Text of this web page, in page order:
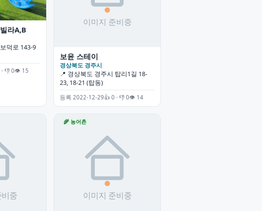
라A,B
덕로 143-9
👎 0👁 15
보윤 스테이
경상북도 경주시
📍 경상북도 경주시 탑리1길 18-
23, 18-21 (탑동)
등록 2022-12-29👍 0 · 👎 0👁 14
🌾 농어촌